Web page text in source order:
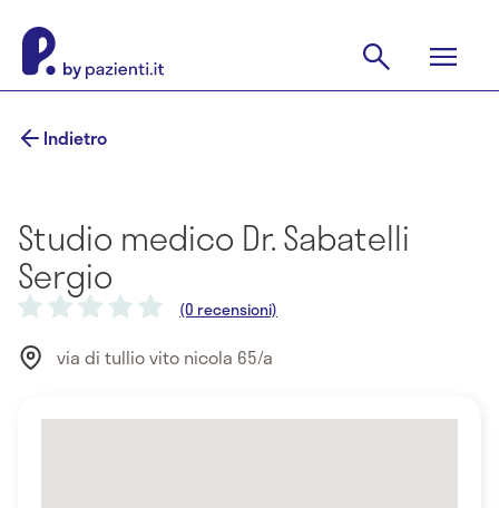
Indietro
Studio medico Dr. Sabatelli
Sergio
(0 recensioni)
via di tullio vito nicola 65/a